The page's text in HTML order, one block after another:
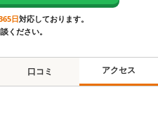
日対応しております。
ください。
口コミ アクセス